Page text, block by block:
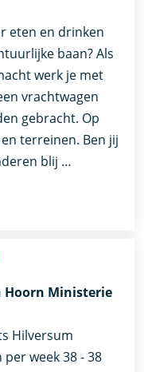
eten en drinken
baan? Als
werk je met
vrachtwagen
gebracht. Op
terreinen. Ben jij
blij …
Hoorn Ministerie
Hilversum
week 38 - 38